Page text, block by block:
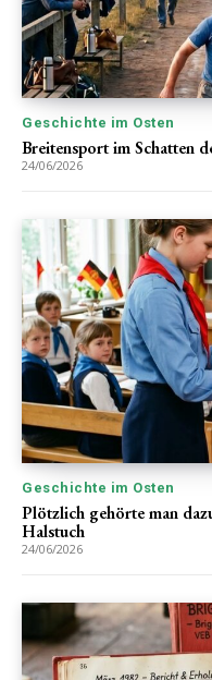
Geschichte im Osten
Breitensport im Schatten
24/06/2026
Geschichte im Osten
Plötzlich gehörte man
Halstuch
24/06/2026